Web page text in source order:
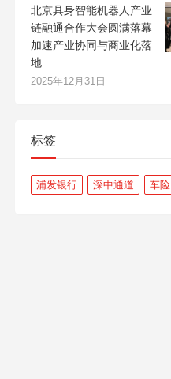
北京具身智能机器人产业
链融通合作大会圆满落幕
加速产业协同与商业化落
地
2025年12月31日
标签
浦发银行 深中通道 车险